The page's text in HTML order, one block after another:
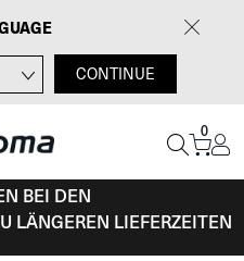
CONTINUE
0
BEI DEN
LÄNGEREN LIEFERZEITEN